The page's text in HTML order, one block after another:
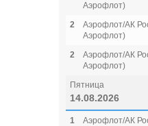
Аэрофлот)
2
Аэрофлот/АК
Аэрофлот)
2
Аэрофлот/АК
Аэрофлот)
Пятница
14.08.2026
1
Аэрофлот/АК